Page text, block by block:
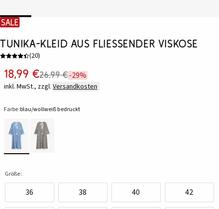
SALE
Tunika-Kleid aus fließender Viskose
(20)
18,99 €26,99 €-29%
inkl. MwSt., zzgl. Versandkosten
Farbe:blau/wollweiß bedruckt
Größe:
36 38 40 42